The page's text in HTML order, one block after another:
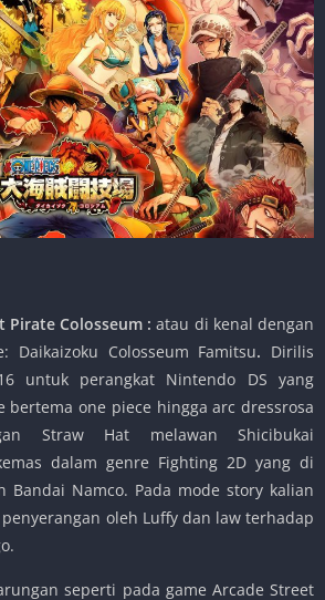
Pirate Colosseum : atau di kenal dengan
Daikaizoku Colosseum Famitsu. Dirilis
untuk perangkat Nintendo DS yang
bertema one piece hingga arc dressrosa
Straw Hat melawan Shicibukai
dalam genre Fighting 2D yang di
Bandai Namco. Pada mode story kalian
oleh Luffy dan law terhadap
seperti pada game Arcade Street